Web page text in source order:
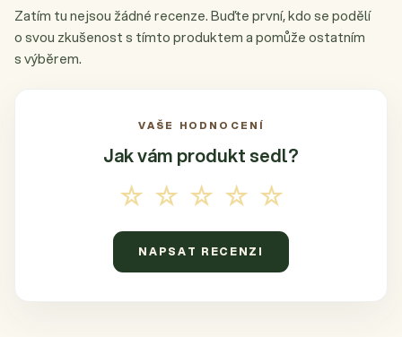
Zatím tu nejsou žádné recenze. Buďte první, kdo se podělí
o svou zkušenost s tímto produktem a pomůže ostatním
s výběrem.
VAŠE HODNOCENÍ
Jak vám produkt sedl?
☆☆☆☆☆
NAPSAT RECENZI